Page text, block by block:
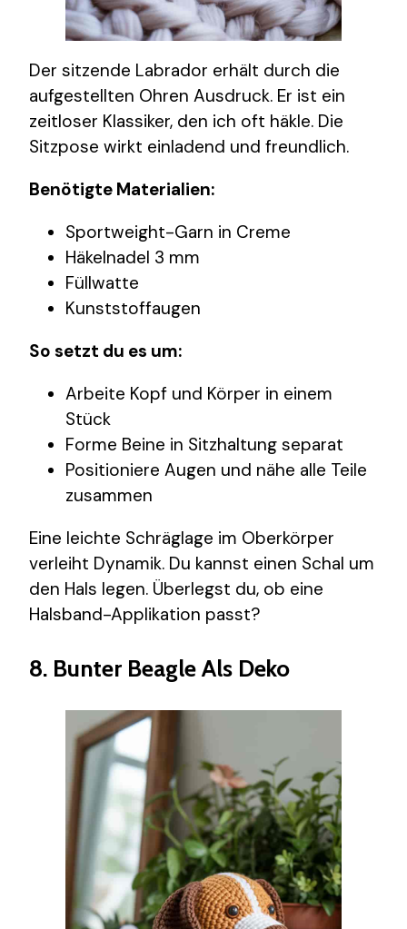
Der sitzende Labrador erhält durch die
aufgestellten Ohren Ausdruck. Er ist ein
zeitloser Klassiker, den ich oft häkle. Die
Sitzpose wirkt einladend und freundlich.
Benötigte Materialien:
Sportweight-Garn in Creme
Häkelnadel 3 mm
Füllwatte
Kunststoffaugen
So setzt du es um:
Arbeite Kopf und Körper in einem
Stück
Forme Beine in Sitzhaltung separat
Positioniere Augen und nähe alle Teile
zusammen
Eine leichte Schräglage im Oberkörper
verleiht Dynamik. Du kannst einen Schal um
den Hals legen. Überlegst du, ob eine
Halsband-Applikation passt?
8. Bunter Beagle Als Deko